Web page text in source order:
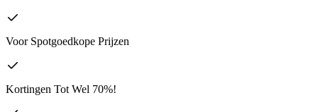
Voor Spotgoedkope Prijzen
Kortingen Tot Wel 70%!